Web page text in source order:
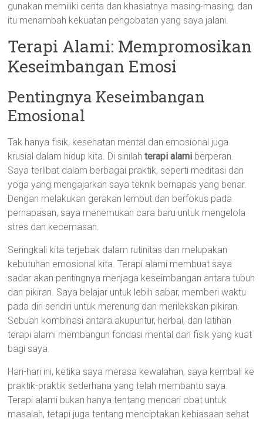
gunakan memiliki cerita dan khasiatnya masing-masing, dan
itu menambah kekuatan pengobatan yang saya jalani.
Terapi Alami: Mempromosikan
Keseimbangan Emosi
Pentingnya Keseimbangan
Emosional
Tak hanya fisik, kesehatan mental dan emosional juga
krusial dalam hidup kita. Di sinilahterapi alami berperan.
Saya terlibat dalam berbagai praktik, seperti meditasi dan
yoga yang mengajarkan saya teknik bernapas yang benar.
Dengan melakukan gerakan lembut dan berfokus pada
pernapasan, saya menemukan cara baru untuk mengelola
stres dan kecemasan.
Seringkali kita terjebak dalam rutinitas dan melupakan
kebutuhan emosional kita. Terapi alami membuat saya
sadar akan pentingnya menjaga keseimbangan antara tubuh
dan pikiran. Saya belajar untuk lebih sabar, memberi waktu
pada diri sendiri untuk merenung dan merilekskan pikiran.
Sebuah kombinasi antara akupuntur, herbal, dan latihan
terapi alami membangun fondasi mental dan fisik yang kuat
bagi saya.
Hari-hari ini, ketika saya merasa kewalahan, saya kembali ke
praktik-praktik sederhana yang telah membantu saya.
Terapi alami bukan hanya tentang mencari obat untuk
masalah, tetapi juga tentang menciptakan kebiasaan sehat